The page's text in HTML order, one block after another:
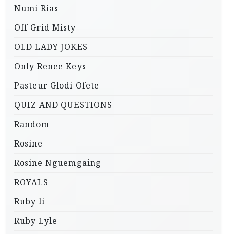
Numi Rias
Off Grid Misty
OLD LADY JOKES
Only Renee Keys
Pasteur Glodi Ofete
QUIZ AND QUESTIONS
Random
Rosine
Rosine Nguemgaing
ROYALS
Ruby li
Ruby Lyle